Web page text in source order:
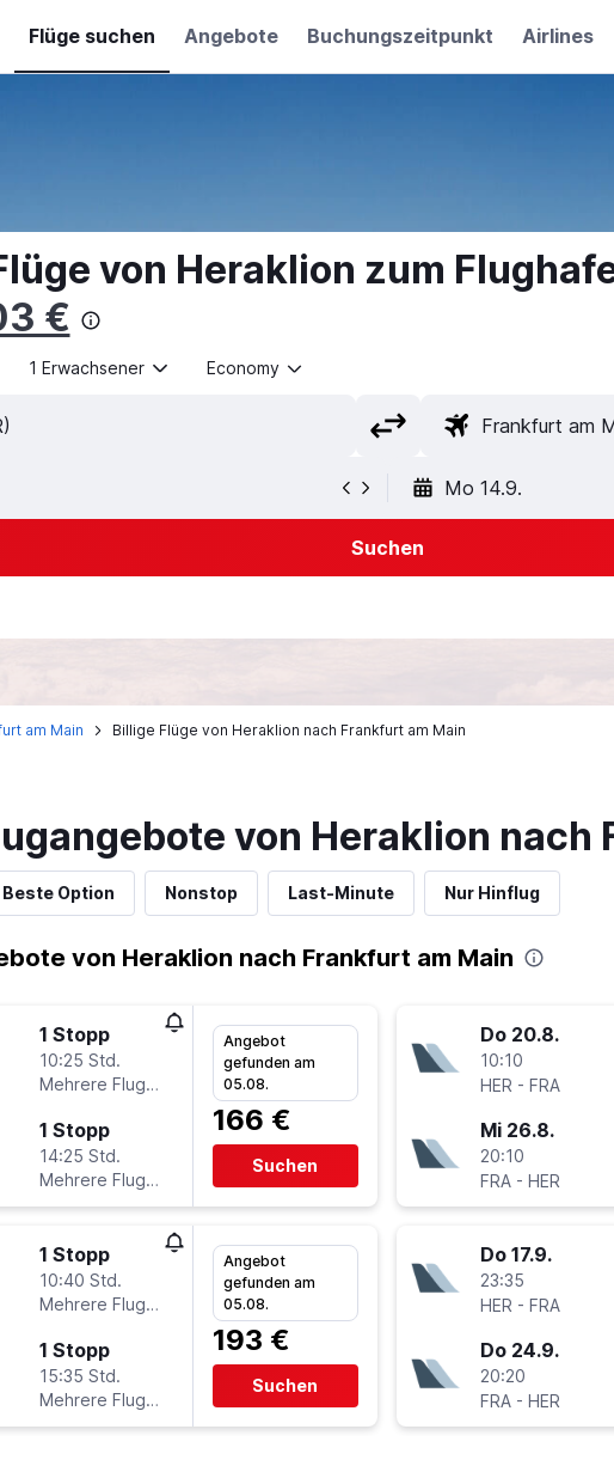
Flüge suchen Angebote Buchungszeitpunkt Airlines
von Heraklion zum
€
1 Erwachsener Economy
Mo 14.9.
Suchen
am Main Billige Flüge von Heraklion nach Frankfurt am Main
von Heraklion nach
Beste Option Nonstop Last-Minute Nur Hinflug
von Heraklion nach Frankfurt am Main
1 Stopp
10:25 Std.
Mehrere Fluglinien
1 Stopp
14:25 Std.
Mehrere Fluglinien
Angebot
gefunden am
05.08.
166 €
Suchen
1 Stopp
10:40 Std.
Mehrere Fluglinien
1 Stopp
15:35 Std.
Mehrere Fluglinien
Angebot
gefunden am
05.08.
193 €
Suchen
Do 20.8.
10:10
HER - FRA
Mi 26.8.
20:10
FRA - HER
Do 17.9.
23:35
HER - FRA
Do 24.9.
20:20
FRA - HER